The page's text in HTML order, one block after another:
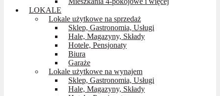
LOKALE
Lokale użytkowe na sprzedaż
Sklep, Gastronomia, Usługi
Hale, Magazyny, Składy
Hotele, Pensjonaty
Biura
Garaże
Lokale użytkowe na wynajem
Sklep, Gastronomia, Usługi
Hale, Magazyny, Składy